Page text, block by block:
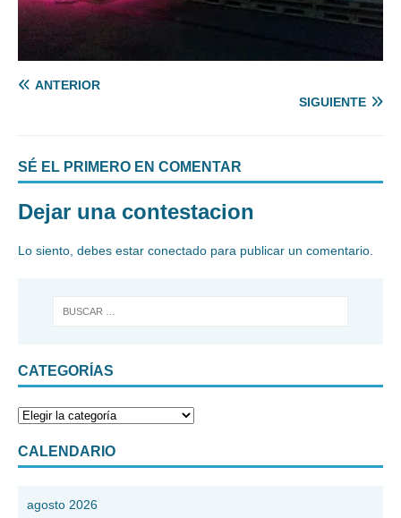
ANTERIOR
SIGUIENTE
SÉ EL PRIMERO EN COMENTAR
Dejar una contestacion
Lo siento, debes estar conectado para publicar un comentario.
CATEGORÍAS
CALENDARIO
agosto 2026